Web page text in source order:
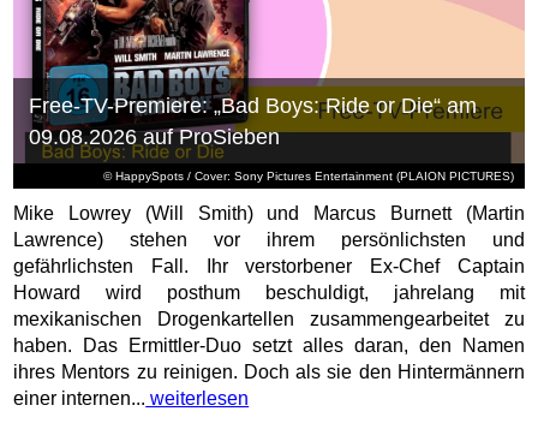
© HappySpots / Cover: Sony Pictures Entertainment (PLAION PICTURES)
Free-TV-Premiere: „Bad Boys: Ride or Die“ am
09.08.2026 auf ProSieben
Mike Lowrey (Will Smith) und Marcus Burnett (Martin
Lawrence) stehen vor ihrem persönlichsten und
gefährlichsten Fall. Ihr verstorbener Ex-Chef Captain
Howard wird posthum beschuldigt, jahrelang mit
mexikanischen Drogenkartellen zusammengearbeitet zu
haben. Das Ermittler-Duo setzt alles daran, den Namen
ihres Mentors zu reinigen. Doch als sie den Hintermännern
einer internen... weiterlesen